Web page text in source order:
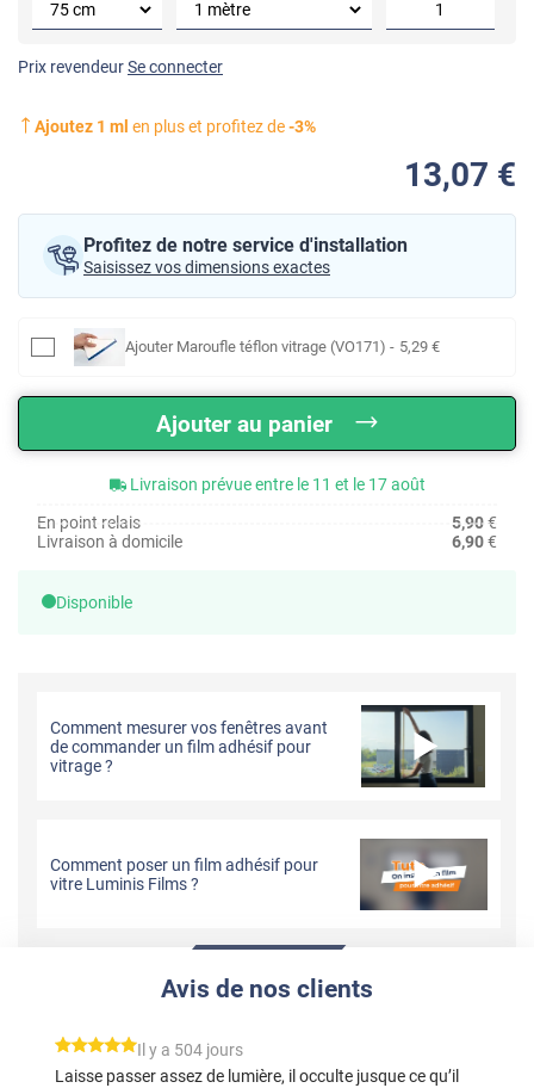
Prix revendeurSe connecter
Ajoutez 1 ml en plus et profitez de-3%
13,07 €
Profitez de notre service d'installation
Saisissez vos dimensions exactes
Ajouter Maroufle téflon vitrage (VO171) - 5,29 €
Ajouter au panier
Livraison prévue entre le 11 et le 17 août
En point relais
5,90€
Livraison à domicile
6,90€
Disponible
Comment mesurer vos fenêtres avant
de commander un film adhésif pour
vitrage ?
Comment poser un film adhésif pour
vitre Luminis Films ?
Avis de nos clients
*****
Il y a 504 jours
Laisse passer assez de lumière, il occulte jusque ce qu’il